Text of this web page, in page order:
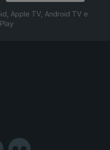
Apple TV, Android TV e